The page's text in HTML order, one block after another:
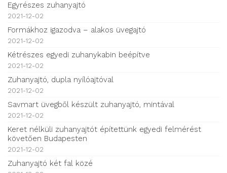
Egyrészes zuhanyajtó
2021-12-02
Formákhoz igazodva – alakos üvegajtó
2021-12-02
Kétrészes egyedi zuhanykabin beépítve
2021-12-02
Zuhanyajtó, dupla nyílóajtóval
2021-12-02
Savmart üvegből készült zuhanyajtó, mintával
2021-12-02
Keret nélküli zuhanyajtót építettünk egyedi felmérést
követően Budapesten
2021-12-02
Zuhanyajtó két fal közé